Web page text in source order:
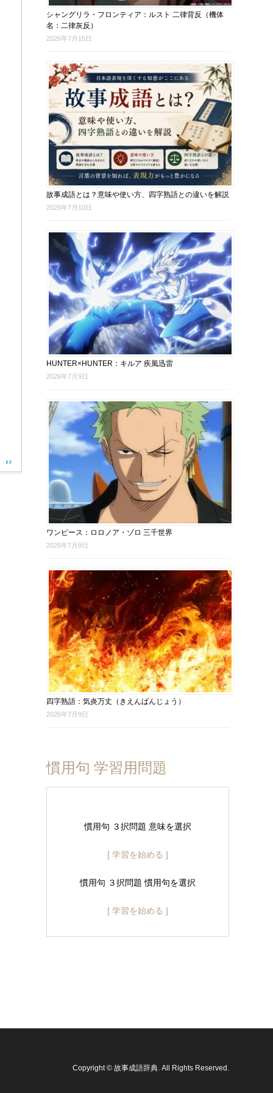
シャングリラ・フロンティア：ルスト 二律背反（機体
名：二律灰反）
2026年7月15日
故事成語とは？意味や使い方、四字熟語との違いを解説
2026年7月10日
HUNTER×HUNTER：キルア 疾風迅雷
2026年7月9日
ワンピース：ロロノア・ゾロ 三千世界
2026年7月9日
四字熟語：気炎万丈（きえんばんじょう）
2026年7月9日
慣用句 学習用問題
慣用句 ３択問題 意味を選択
[ 学習を始める ]
慣用句 ３択問題 慣用句を選択
[ 学習を始める ]
Copyright © 故事成語辞典 . All Rights Reserved.